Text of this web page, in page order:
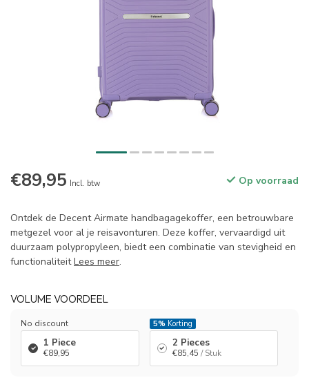
€89,95 Incl. btw Op voorraad
Ontdek de Decent Airmate handbagagekoffer, een betrouwbare
metgezel voor al je reisavonturen. Deze koffer, vervaardigd uit
duurzaam polypropyleen, biedt een combinatie van stevigheid en
functionaliteitLees meer.
VOLUME VOORDEEL
No discount
1 Piece
€89,95
5% Korting
2 Pieces
€85,45 / Stuk